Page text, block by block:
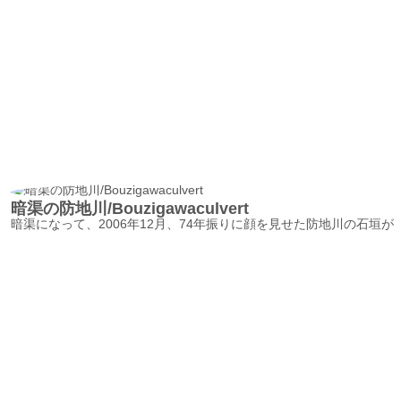
暗渠の防地川/Bouzigawaculvert
暗渠になって、2006年12月、74年振りに顔を見せた防地川の石垣が